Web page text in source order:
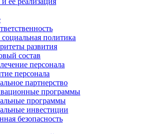
политика
развития
состав
персонала
персонала
партнерство
программы
программы
инвестиции
безопасность